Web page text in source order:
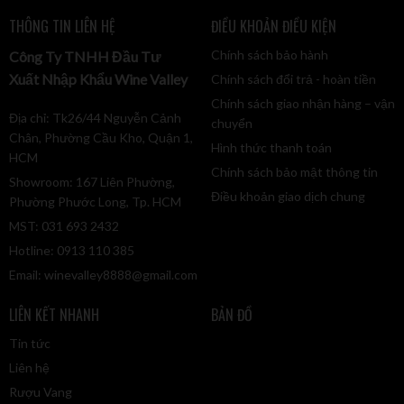
THÔNG TIN LIÊN HỆ
Công Ty TNHH Đầu Tư
Xuất Nhập Khẩu Wine Valley
Địa chỉ: Tk26/44 Nguyễn Cảnh
Chân, Phường Cầu Kho, Quận 1,
HCM
Showroom: 167 Liên Phường,
Phường Phước Long, Tp. HCM
MST: 031 693 2432
Hotline: 0913 110 385
Email: winevalley8888@gmail.com
ĐIỀU KHOẢN ĐIỀU KIỆN
Chính sách bảo hành
Chính sách đổi trả - hoàn tiền
Chính sách giao nhận hàng – vận
chuyển
Hình thức thanh toán
Chính sách bảo mật thông tin
Điều khoản giao dịch chung
LIÊN KẾT NHANH
Tin tức
Liên hệ
Rượu Vang
BẢN ĐỒ